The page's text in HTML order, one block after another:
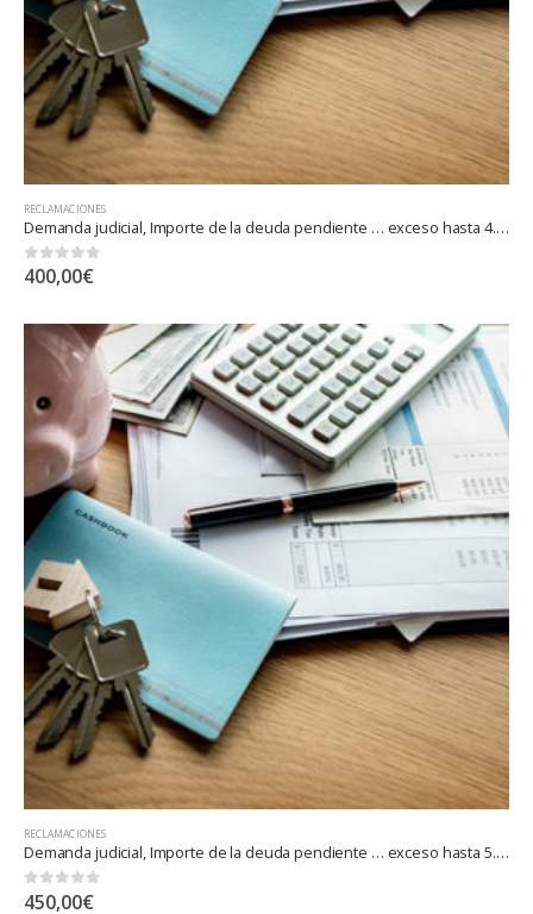
RECLAMACIONES
Demanda judicial, Importe de la deuda pendiente … exceso hasta 4.000.000 euros
0out of 5
400,00€
RECLAMACIONES
Demanda judicial, Importe de la deuda pendiente … exceso hasta 5.000.000 euros
0out of 5
450,00€